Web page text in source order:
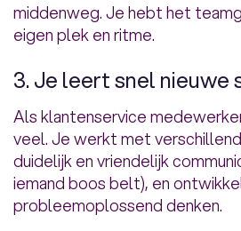
middenweg. Je hebt het
eigen plek en ritme.
3. Je leert snel nieuwe
Als klantenservice
veel. Je werkt met
duidelijk en vriendelijk
iemand boos belt), en
probleemoplossend denken.